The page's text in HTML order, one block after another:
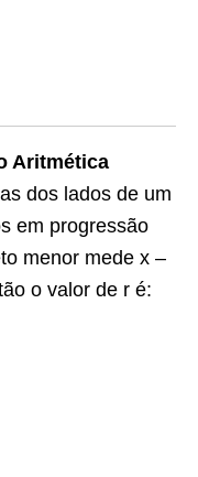
Aritmética
dos lados de um
em progressão
menor mede x –
o valor de r é: